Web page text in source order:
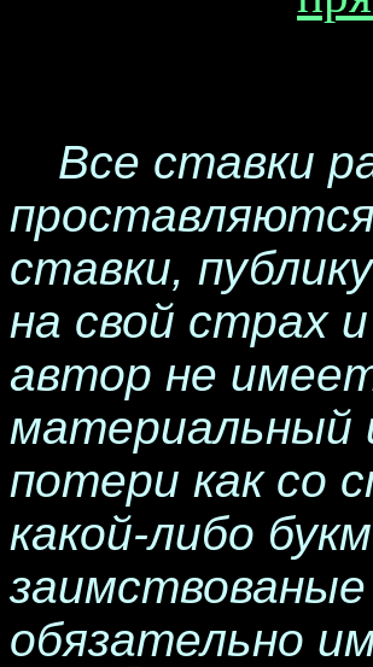
Все ставки
ставки,
на свой страх
автор не
материальный
потери как со
какой-либо
обязательно